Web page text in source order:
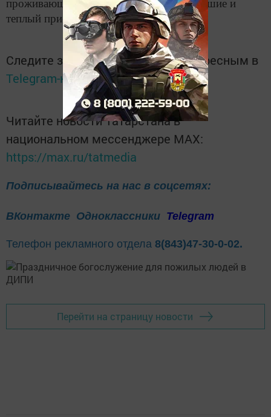
проживающие поблагодарили за их радушие и
теплый прием.
Следите за самым важным и интересным в
Telegram-каналеТатмедиа
Читайте новости Татарстана в
национальном мессенджере MАХ:
https://max.ru/tatmedia
Подписывайтесь на нас в соцсетях:
ВКонтакте Одноклассники Telegram
Телефон рекламного отдела 8(843)47-30-0-02.
Перейти на страницу новости